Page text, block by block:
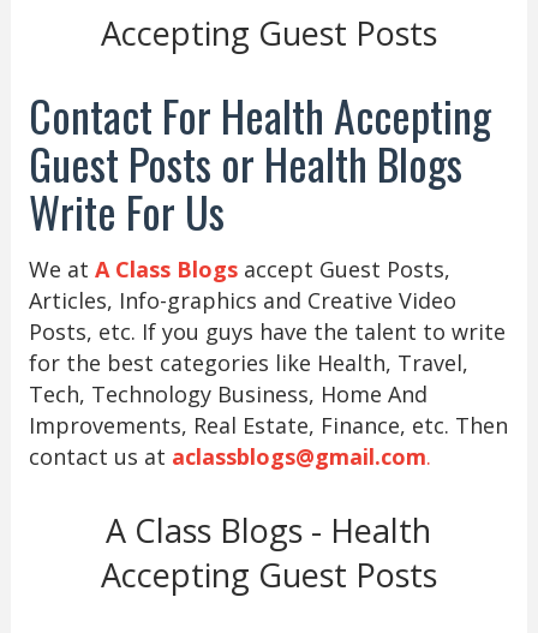
Accepting Guest Posts
Contact For Health Accepting
Guest Posts or Health Blogs
Write For Us
We at A Class Blogsaccept Guest Posts,
Articles, Info-graphics and Creative Video
Posts, etc. If you guys have the talent to write
for the best categories like Health, Travel,
Tech, Technology Business, Home And
Improvements, Real Estate, Finance, etc. Then
contact us at aclassblogs@gmail.com.
A Class Blogs - Health
Accepting Guest Posts